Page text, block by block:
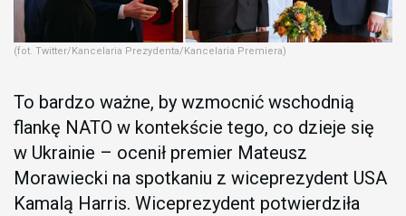
(fot. Twitter/Kancelaria Prezydenta/Kancelaria Premiera)
To bardzo ważne, by wzmocnić wschodnią
flankę NATO w kontekście tego, co dzieje się
w Ukrainie – ocenił premier Mateusz
Morawiecki na spotkaniu z wiceprezydent USA
Kamalą Harris. Wiceprezydent potwierdziła